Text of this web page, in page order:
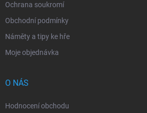
Ochrana soukromí
Obchodní podmínky
Náměty a tipy ke hře
Moje objednávka
O NÁS
Hodnocení obchodu